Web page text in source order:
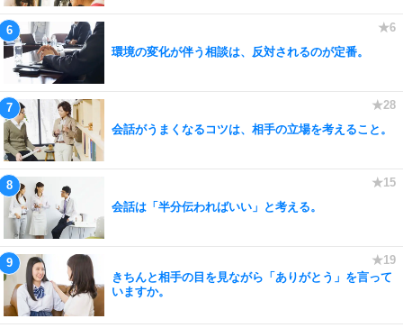
環境の変化が伴う相談は、反対されるのが定番。
会話がうまくなるコツは、相手の立場を考えること。
会話は「半分伝わればいい」と考える。
きちんと相手の目を見ながら「ありがとう」を言って
いますか。